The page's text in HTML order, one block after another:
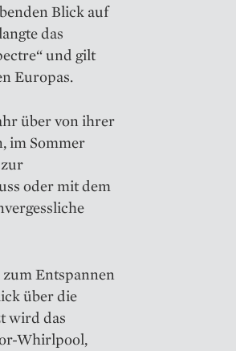
Blick auf
das
und gilt
Europas.
über von ihrer
im Sommer
oder mit dem
zum Entspannen
über die
wird das
Whirlpool,